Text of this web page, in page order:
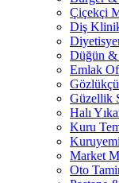
Çiçekçi
Diş
Düğün &
Emlak
Güzellik
Halı
Kuru
Market
Oto